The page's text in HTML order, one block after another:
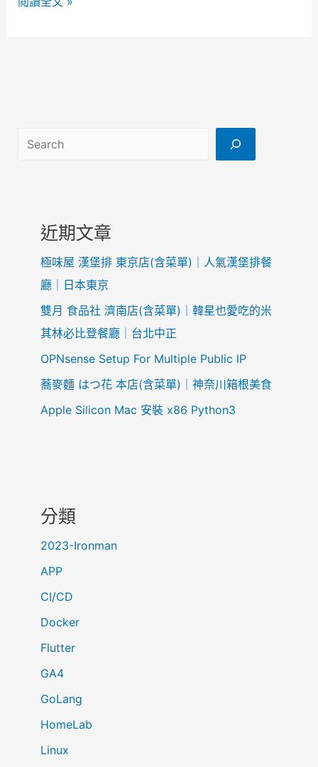
搜尋
近期文章
極味屋 漢堡排 東京店(含菜單)｜人氣漢堡排餐
廳｜日本東京
雙月 食品社 濟南店(含菜單)｜韓星也愛吃的米
其林必比登餐廳｜台北中正
OPNsense Setup For Multiple Public IP
蕎麥麵 はつ花 本店(含菜單)｜神奈川箱根美食
Apple Silicon Mac 安裝 x86 Python3
分類
2023-Ironman
APP
CI/CD
Docker
Flutter
GA4
GoLang
HomeLab
Linux